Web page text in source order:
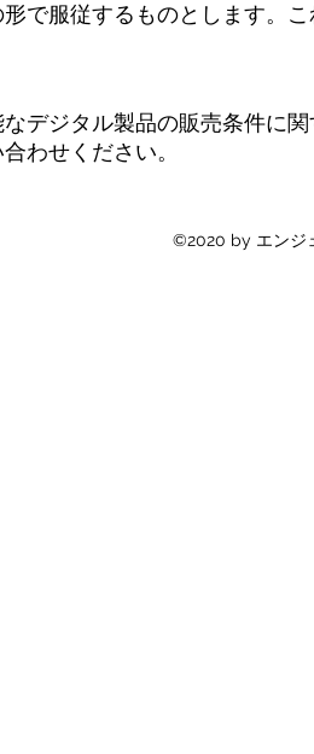
で服従するものとします。
デジタル製品の販売条件に
わせください。
©2020 by エンジ